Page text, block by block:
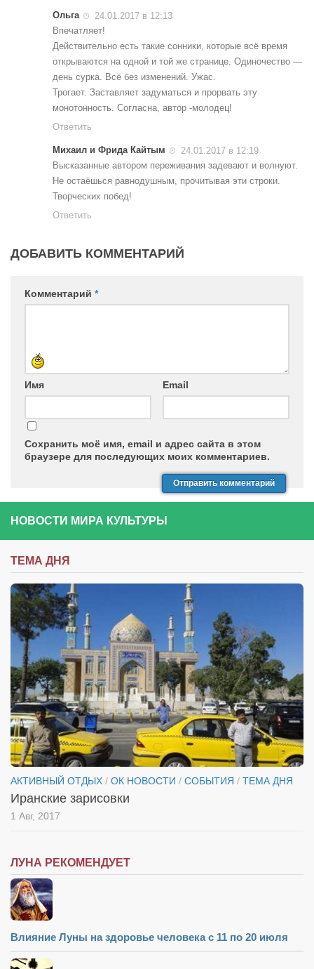
Афиша Киев
Афиша Сумы
Ольга
24.01.2017 в 12:13
Впечатляет!
Действительно есть такие сонники, которые всё время
открываются на одной и той же странице. Одиночество —
день сурка. Всё без изменений. Ужас.
Трогает. Заставляет задуматься и прорвать эту
монотонность. Согласна, автор -молодец!
Ответить
Михаил и Фрида Кайтым
24.01.2017 в 12:19
Высказанные автором переживания задевают и волнуют.
Не остаёшься равнодушным, прочитывая эти строки.
Творческих побед!
Ответить
ДОБАВИТЬ КОММЕНТАРИЙ
Комментарий *
Имя Email
Сохранить моё имя, email и адрес сайта в этом
браузере для последующих моих комментариев.
НОВОСТИ МИРА КУЛЬТУРЫ
ТЕМА ДНЯ
АКТИВНЫЙ ОТДЫХ / ОК НОВОСТИ / СОБЫТИЯ / ТЕМА ДНЯ
Иранские зарисовки
1 Авг, 2017
ЛУНА РЕКОМЕНДУЕТ
Влияние Луны на здоровье человека с 11 по 20 июля